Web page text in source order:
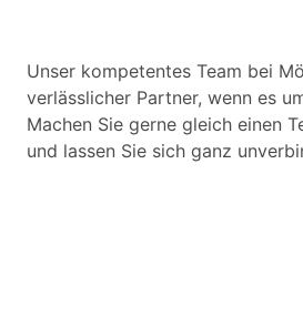
Unser kompetentes Team bei
verlässlicher Partner, wenn es
Machen Sie gerne gleich einen
und lassen Sie sich ganz